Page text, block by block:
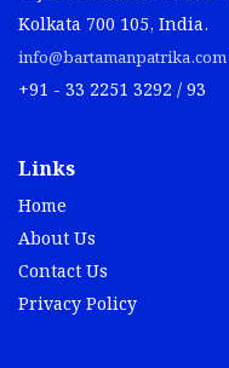
Kolkata 700 105, India.
info@bartamanpatrika.com
+91 - 33 2251 3292 / 93
Links
Home
About Us
Contact Us
Privacy Policy